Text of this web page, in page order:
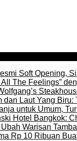
Soft Opening,
The Feelings”
Laut Yang
untuk Umum,
Hotel Bangkok:
Warisan
Rp 10 Ribuan